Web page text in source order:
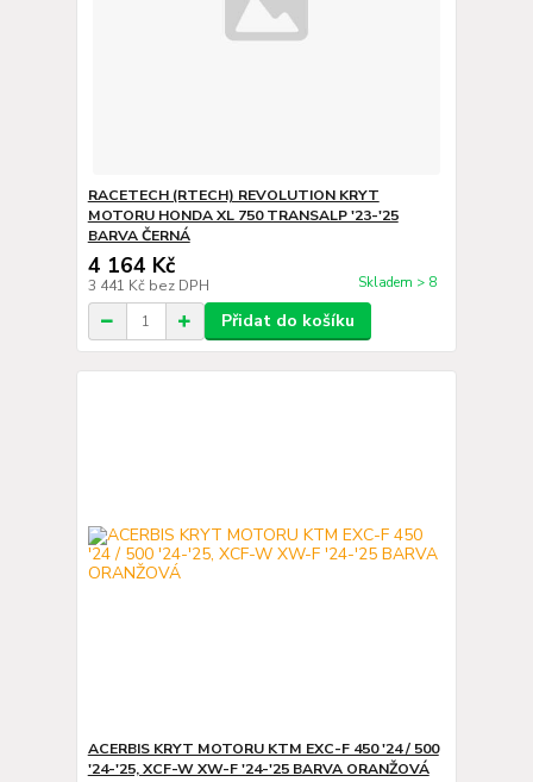
RACETECH (RTECH) REVOLUTION KRYT
MOTORU HONDA XL 750 TRANSALP '23-'25
BARVA ČERNÁ
4 164 Kč
3 441 Kč bez DPH Skladem > 8
Přidat do košíku
ACERBIS KRYT MOTORU KTM EXC-F 450 '24 / 500
'24-'25, XCF-W XW-F '24-'25 BARVA ORANŽOVÁ